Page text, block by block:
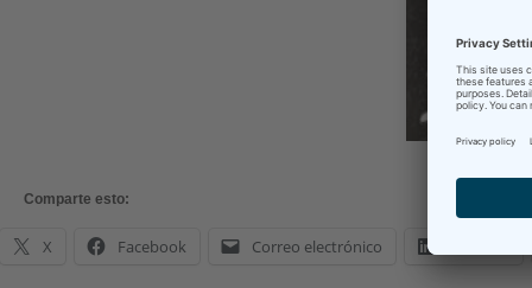
Comparte esto:
X Facebook Correo electrónico